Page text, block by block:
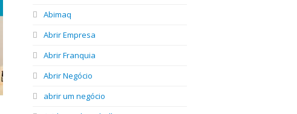
Abimaq
Abrir Empresa
Abrir Franquia
Abrir Negócio
abrir um negócio